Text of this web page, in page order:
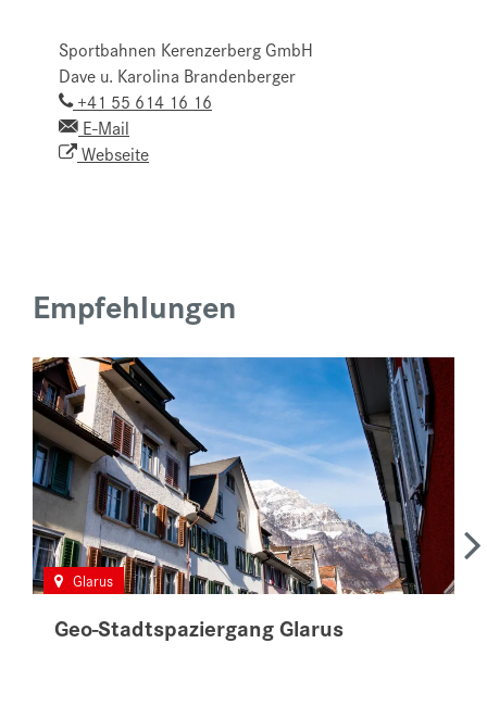
Sportbahnen Kerenzerberg GmbH
Dave u. Karolina Brandenberger
+41 55 614 16 16
E-Mail
Webseite
Empfehlungen
Geo-Stadtspaziergang Glarus
Glarus